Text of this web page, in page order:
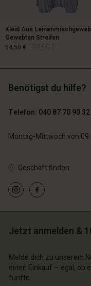
Konto
| Ein Land
Konto
finden
| Ein Land auswählen
Konto
| Ein Land
Konto
Konto
finden
| Ein Land
Konto
finden
| Ein Land
Kleid Aus
Gewebten Streifen
64,50 €
Benötigst du hilfe?
Telefon: 040 87 70 90 32
Montag-Mittwoch von
Geschäft finden
Jetzt anmelden &
Melde dich zu unserem
einen Einkauf – egal, ob
fünfte.